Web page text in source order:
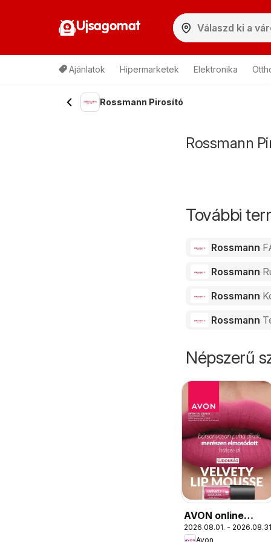
Ujsagomat
Ajánlatok Hipermarketek Elektronika
Rossmann Pirosító
Rossmann
További
Rossmann
Rossmann
Rossmann
Rossmann
Népszerű
AVON online
katalógus 2026
2026.08.01. - 2026.08.31.
Avon